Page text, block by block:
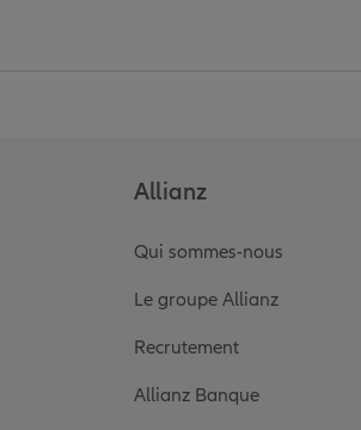
Allianz
Qui sommes-nous
Le groupe Allianz
Recrutement
Allianz Banque